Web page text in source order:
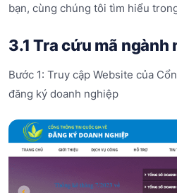
bạn, cùng chúng tôi tìm hiểu
3.1 Tra cứu mã ngành
Bước 1: Truy cập Website của
đăng ký doanh nghiệp